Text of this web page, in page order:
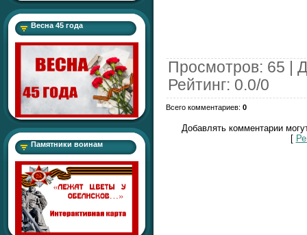
Весна 45 года
Памятники воинам
Просмотров: 65 |
Рейтинг: 0.0/0
Всего комментариев: 0
Добавлять комментарии
[